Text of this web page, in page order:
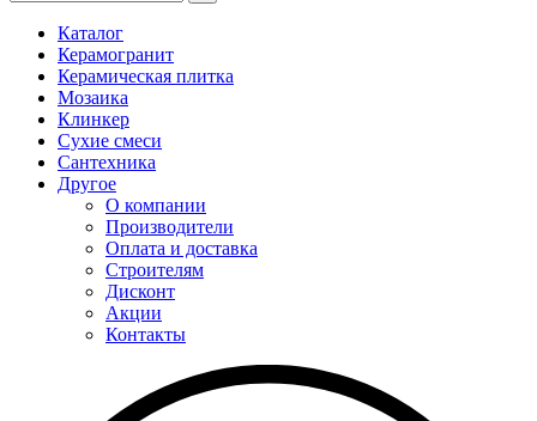
Каталог
Керамогранит
Керамическая плитка
Мозаика
Клинкер
Сухие смеси
Сантехника
Другое
О компании
Производители
Оплата и доставка
Строителям
Дисконт
Акции
Контакты